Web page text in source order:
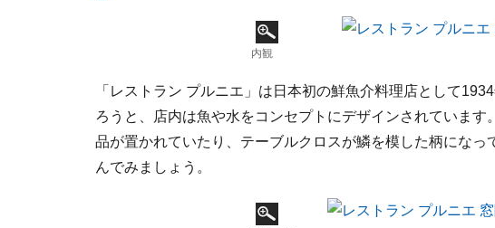
内観
「レストラン プルニエ」は日本初の鮮魚介料理店として
ろうと、店内は魚や水をコンセプトにデザインされていま
品が置かれていたり、テーブルクロスが鱗を模した柄になっ
んでみましょう。